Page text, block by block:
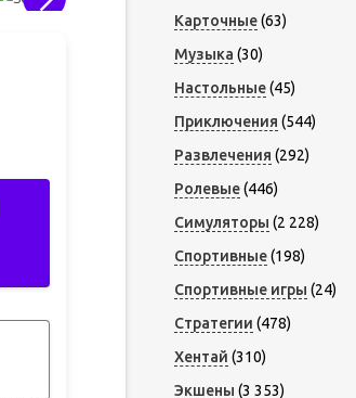
Карточные(63)
Музыка (30)
Настольные(45)
Приключения (544)
Развлечения (292)
Ролевые(446)
Симуляторы (2 228)
Спортивные(198)
Спортивные игры (24)
Стратегии (478)
Хентай (310)
Экшены (3 353)